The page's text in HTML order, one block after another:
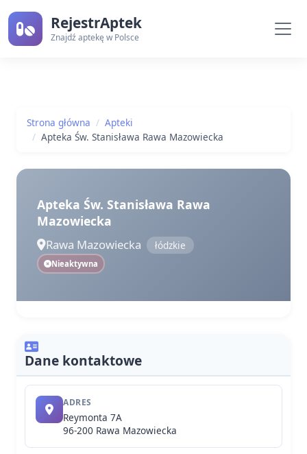
RejestrAptek
Znajdź aptekę w Polsce
Strona główna
Apteki
Apteka Św. Stanisława Rawa Mazowiecka
Apteka Św. Stanisława Rawa
Mazowiecka
Rawa Mazowiecka łódzkie
Nieaktywna
Dane kontaktowe
ADRES
Reymonta 7A
96-200 Rawa Mazowiecka